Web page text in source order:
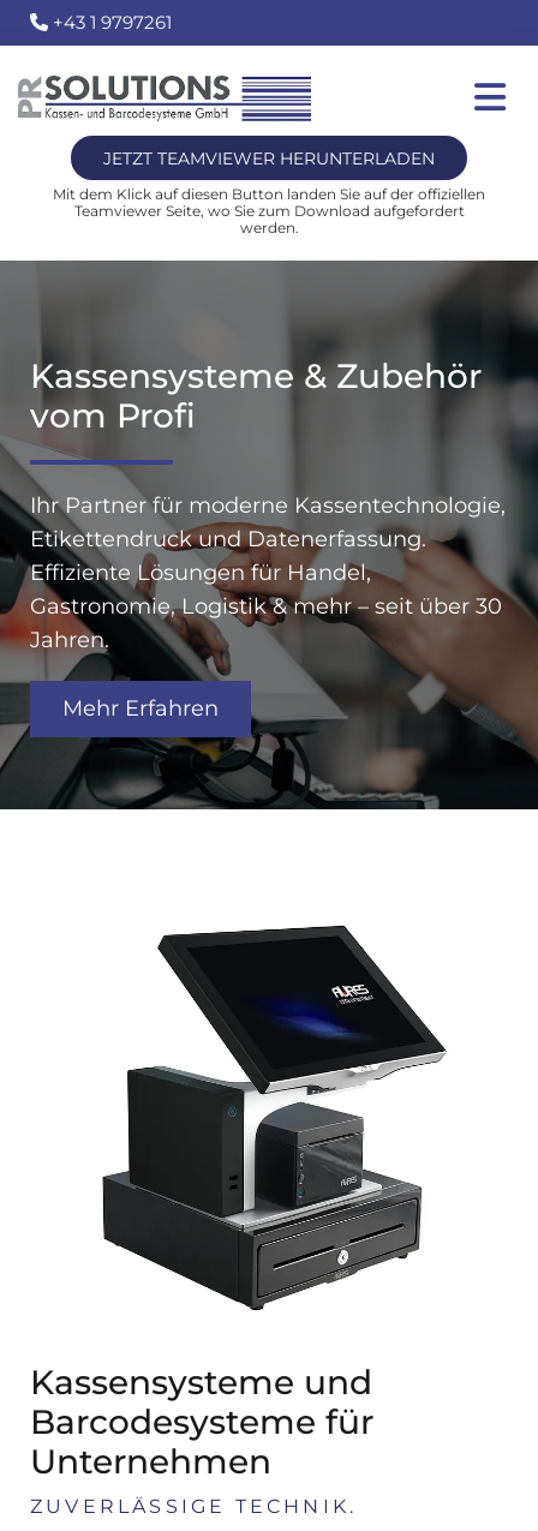
 +43 1 9797261
JETZT TEAMVIEWER HERUNTERLADEN
Mit dem Klick auf diesen Button landen Sie auf der offiziellen
Teamviewer Seite, wo Sie zum Download aufgefordert
werden.
Kassensysteme & Zubehör
vom Profi
Ihr Partner für moderne Kassentechnologie,
Etikettendruck und Datenerfassung.
Effiziente Lösungen für Handel,
Gastronomie, Logistik & mehr – seit über 30
Jahren.
Mehr Erfahren
Kassensysteme und
Barcodesysteme für
Unternehmen
ZUVERLÄSSIGE TECHNIK.